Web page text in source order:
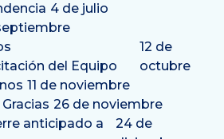
4 de julio
del Equipo
12 de
octubre
11 de noviembre
26 de noviembre
anticipado a
24 de